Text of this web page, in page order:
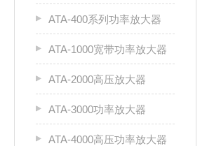
ATA-400系列功率放大器
ATA-1000宽带功率放大器
ATA-2000高压放大器
ATA-3000功率放大器
ATA-4000高压功率放大器